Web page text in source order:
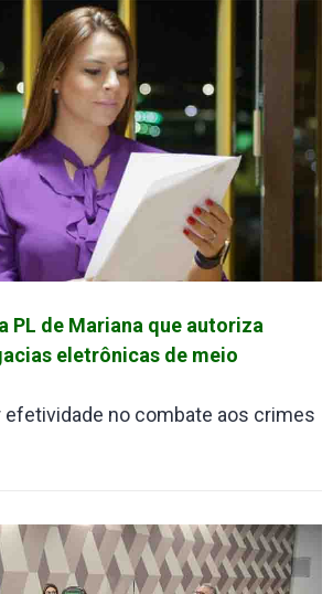
PL de Mariana que autoriza
eletrônicas de meio
efetividade no combate aos crimes